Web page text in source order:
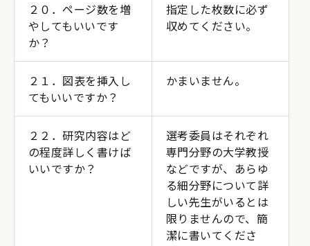
２０．ページ数を増
やしてもいいです
か？
指定した枚数に必ず
収めてください。
２１．図表を挿入し
てもいいですか？
かまいません。
２２．研究内容はど
の程度詳しく書けば
いいですか？
選考委員はそれぞれ
専門分野の大学教授
などですが、あらゆ
る細分野について詳
しい先生がいるとは
限りませんので、簡
潔に書いてくださ